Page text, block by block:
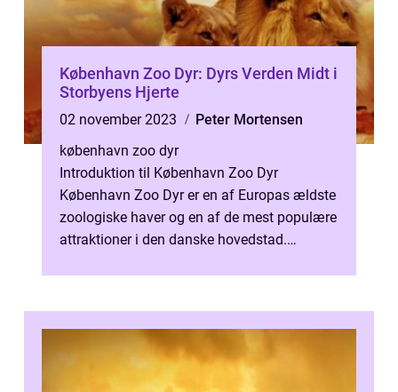
København Zoo Dyr: Dyrs Verden Midt i
Storbyens Hjerte
02 november 2023
Peter Mortensen
københavn zoo dyr
Introduktion til København Zoo Dyr
København Zoo Dyr er en af Europas ældste
zoologiske haver og en af de mest populære
attraktioner i den danske hovedstad.